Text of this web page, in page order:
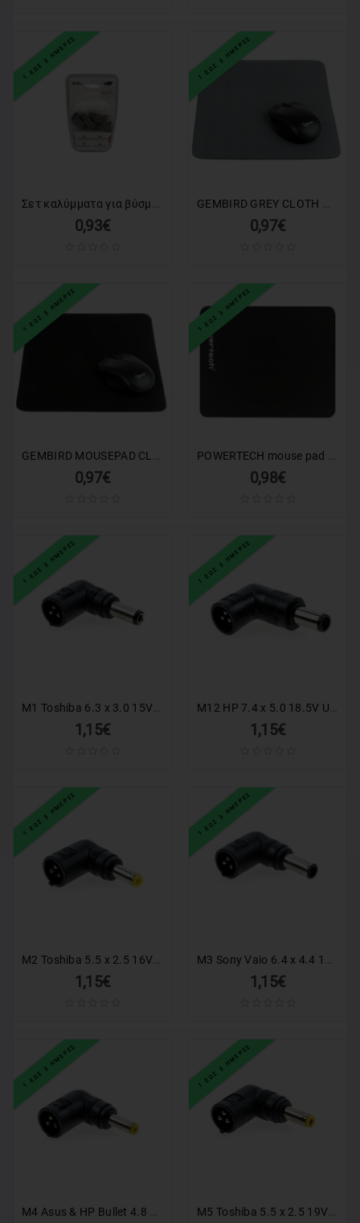
1 ΕΩΣ 3 ΗΜΕΡΕΣ
0,93€
1 ΕΩΣ 3 ΗΜΕΡΕΣ
0,97€
1 ΕΩΣ 3 ΗΜΕΡΕΣ
0,97€
1 ΕΩΣ 3 ΗΜΕΡΕΣ
0,98€
1 ΕΩΣ 3 ΗΜΕΡΕΣ
1,15€
1 ΕΩΣ 3 ΗΜΕΡΕΣ
1,15€
1 ΕΩΣ 3 ΗΜΕΡΕΣ
1,15€
1 ΕΩΣ 3 ΗΜΕΡΕΣ
1,15€
1 ΕΩΣ 3 ΗΜΕΡΕΣ 1 ΕΩΣ 3 ΗΜΕΡΕΣ